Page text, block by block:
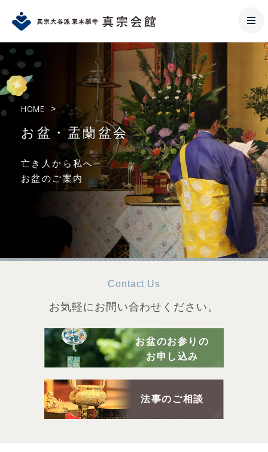
HOME >
お盆・盂蘭盆会
亡き⼈から私へ─
お盆のご案内
Contact Us
お気軽にお問い合わせください。
お盆のお参りの
お申し込み
法事のご相談